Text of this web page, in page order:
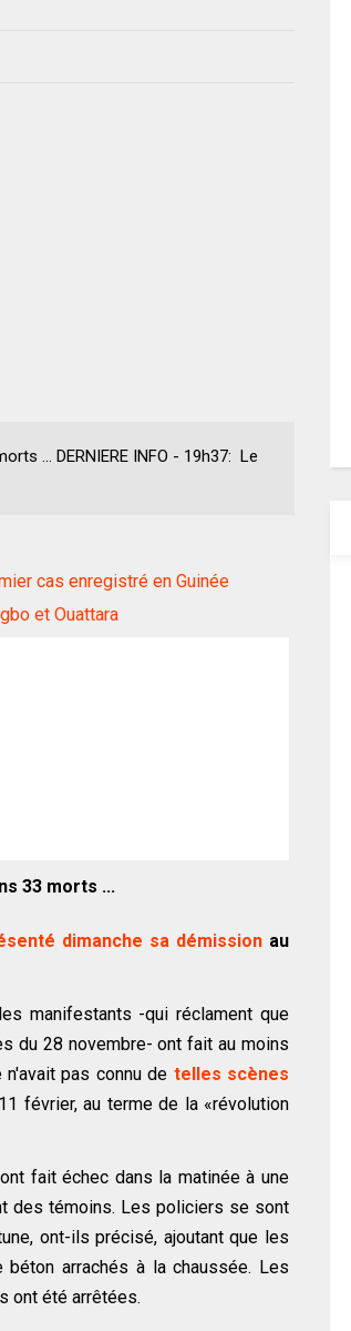
... DERNIERE INFO - 19h37: Le
cas enregistré en Guinée
et Ouattara
33 morts ...
dimanche sa démission au
manifestants -qui réclament que
du 28 novembre- ont fait au moins
pas connu de telles scènes
février, au terme de la «révolution
fait échec dans la matinée à une
des témoins. Les policiers se sont
ont-ils précisé, ajoutant que les
arrachés à la chaussée. Les
ont été arrêtées.